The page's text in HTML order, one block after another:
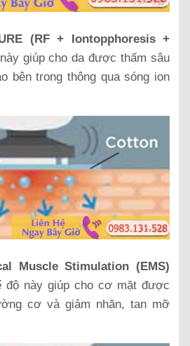
(RF + Iontopphoresis +
giúp cho da được thấm sâu
bên trong thông qua sóng ion
Muscle Stimulation (EMS)
độ này giúp cho cơ mặt được
cơ và giảm nhăn, tan mỡ